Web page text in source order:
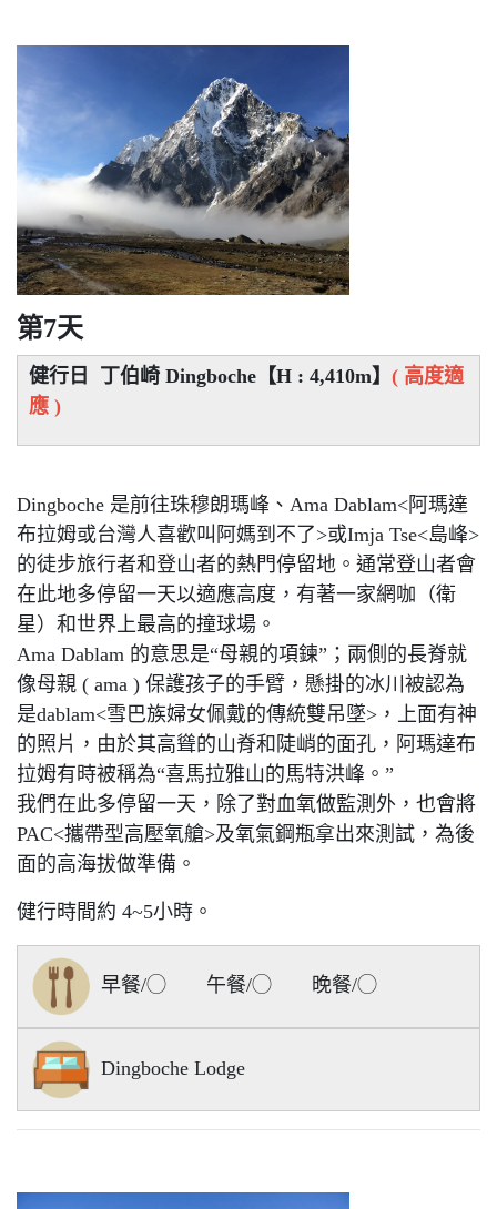
第7天
健行日 丁伯崎 Dingboche【H : 4,410m】 ( 高度適
應 )
Dingboche 是前往珠穆朗瑪峰、Ama Dablam<阿瑪達
布拉姆或台灣人喜歡叫阿媽到不了>或Imja Tse<島峰>
的徒步旅行者和登山者的熱門停留地。通常登山者會
在此地多停留一天以適應高度，有著一家網咖（衛
星）和世界上最高的撞球場。
Ama Dablam 的意思是“母親的項鍊”；兩側的長脊就
像母親 ( ama ) 保護孩子的手臂，懸掛的冰川被認為
是dablam<雪巴族婦女佩戴的傳統雙吊墜>，上面有神
的照片，由於其高聳的山脊和陡峭的面孔，阿瑪達布
拉姆有時被稱為“喜馬拉雅山的馬特洪峰。”
我們在此多停留一天，除了對血氧做監測外，也會將
PAC<攜帶型高壓氧艙>及氧氣鋼瓶拿出來測試，為後
面的高海拔做準備。
健行時間約 4~5小時。
早餐/◯ 午餐/◯ 晚餐/◯
Dingboche Lodge